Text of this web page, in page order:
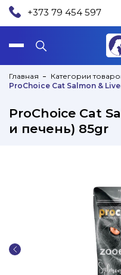
+373 79 454 597
Главная Категории
ProChoice Cat Salmon &
ProChoice Cat
и печень) 85gr